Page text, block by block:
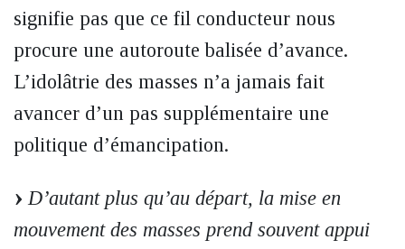
signifie pas que ce fil conducteur nous
procure une autoroute balisée d’avance.
L’idolâtrie des masses n’a jamais fait
avancer d’un pas supplémentaire une
politique d’émancipation.
D’autant plus qu’au départ, la mise en
mouvement des masses prend souvent appui